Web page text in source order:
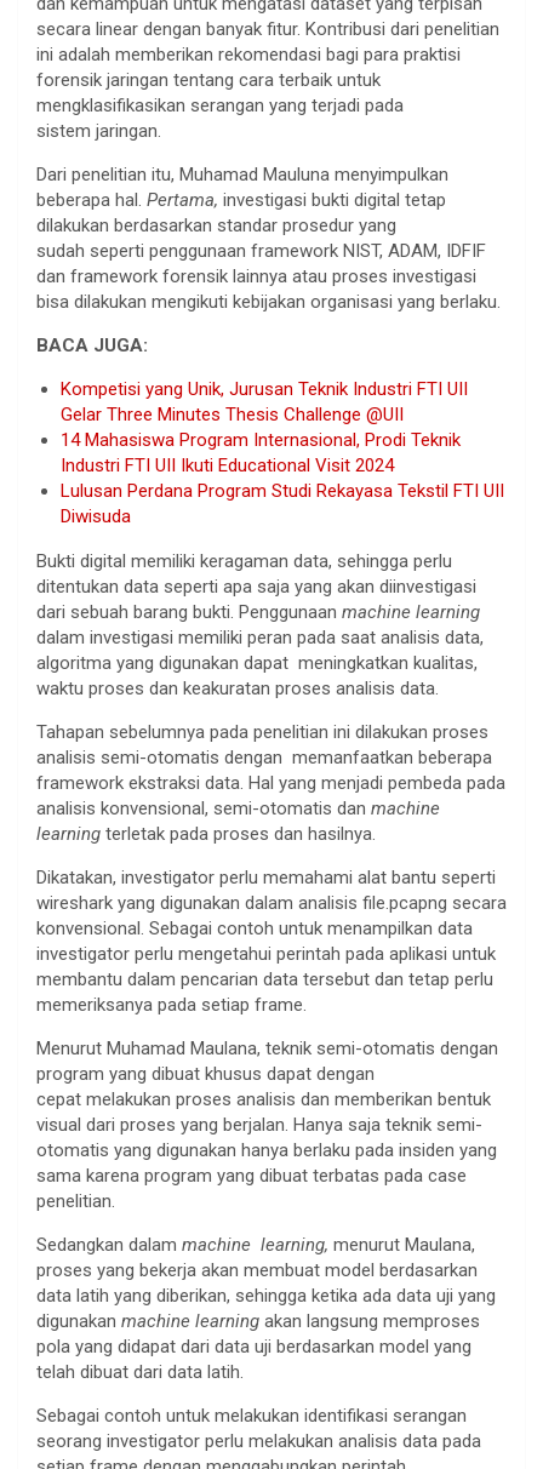
secara linear dengan banyak fitur. Kontribusi dari penelitian
ini adalah memberikan rekomendasi bagi para praktisi
forensik jaringan tentang cara terbaik untuk
mengklasifikasikan serangan yang terjadi pada
sistem jaringan.
Dari penelitian itu, Muhamad Mauluna menyimpulkan
beberapa hal. Pertama, investigasi bukti digital tetap
dilakukan berdasarkan standar prosedur yang
sudah seperti penggunaan framework NIST, ADAM, IDFIF
dan framework forensik lainnya atau proses investigasi
bisa dilakukan mengikuti kebijakan organisasi yang berlaku.
BACA JUGA:
Kompetisi yang Unik, Jurusan Teknik Industri FTI UII
Gelar Three Minutes Thesis Challenge @UII
14 Mahasiswa Program Internasional, Prodi Teknik
Industri FTI UII Ikuti Educational Visit 2024
Lulusan Perdana Program Studi Rekayasa Tekstil FTI UII
Diwisuda
Bukti digital memiliki keragaman data, sehingga perlu
ditentukan data seperti apa saja yang akan diinvestigasi
dari sebuah barang bukti. Penggunaan machine learning
dalam investigasi memiliki peran pada saat analisis data,
algoritma yang digunakan dapat meningkatkan kualitas,
waktu proses dan keakuratan proses analisis data.
Tahapan sebelumnya pada penelitian ini dilakukan proses
analisis semi-otomatis dengan memanfaatkan beberapa
framework ekstraksi data. Hal yang menjadi pembeda pada
analisis konvensional, semi-otomatis dan machine
learning terletak pada proses dan hasilnya.
Dikatakan, investigator perlu memahami alat bantu seperti
wireshark yang digunakan dalam analisis file.pcapng secara
konvensional. Sebagai contoh untuk menampilkan data
investigator perlu mengetahui perintah pada aplikasi untuk
membantu dalam pencarian data tersebut dan tetap perlu
memeriksanya pada setiap frame.
Menurut Muhamad Maulana, teknik semi-otomatis dengan
program yang dibuat khusus dapat dengan
cepat melakukan proses analisis dan memberikan bentuk
visual dari proses yang berjalan. Hanya saja teknik semi-
otomatis yang digunakan hanya berlaku pada insiden yang
sama karena program yang dibuat terbatas pada case
penelitian.
Sedangkan dalam machine learning, menurut Maulana,
proses yang bekerja akan membuat model berdasarkan
data latih yang diberikan, sehingga ketika ada data uji yang
digunakan machine learning akan langsung memproses
pola yang didapat dari data uji berdasarkan model yang
telah dibuat dari data latih.
Sebagai contoh untuk melakukan identifikasi serangan
seorang investigator perlu melakukan analisis data pada